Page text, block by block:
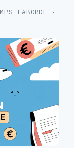
LABORDE
·